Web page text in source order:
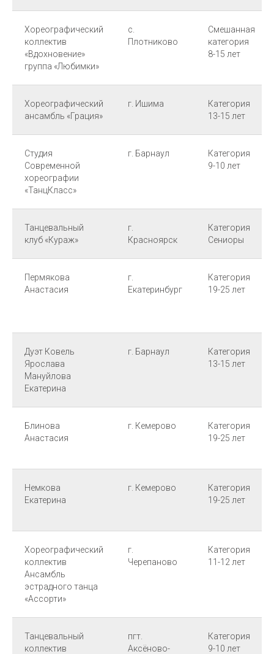
Хореографический
коллектив
«Вдохновение»
группа «Любимки»
с.
Плотниково
Смешанная
категория
8-15 лет
Хореографический
ансамбль «Грация»
г. Ишима
Категория
13-15 лет
Студия
Современной
хореографии
«ТанцКласс»
г. Барнаул
Категория
9-10 лет
Танцевальный
клуб «Кураж»
г.
Красноярск
Категория
Сениоры
Пермякова
Анастасия
г.
Екатеринбург
Категория
19-25 лет
Дуэт Ковель
Ярослава
Мануйлова
Екатерина
г. Барнаул
Категория
13-15 лет
Блинова
Анастасия
г. Кемерово
Категория
19-25 лет
Немкова
Екатерина
г. Кемерово
Категория
19-25 лет
Хореографический
коллектив
Ансамбль
эстрадного танца
«Ассорти»
г.
Черепаново
Категория
11-12 лет
Танцевальный
коллектив
пгт.
Аксёново-
Категория
9-10 лет